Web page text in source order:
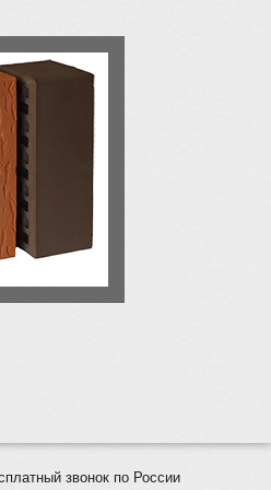
звонок по России